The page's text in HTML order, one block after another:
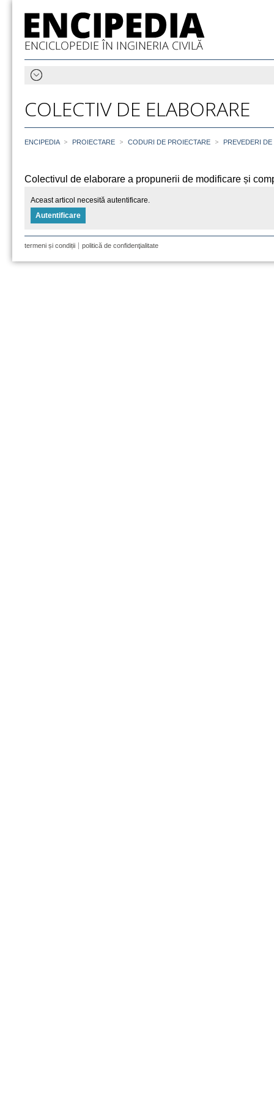
COLECTIV DE ELABORARE
ENCIPEDIA > PROIECTARE > CODURI DE PROIECTARE > PREVEDERI
Colectivul de elaborare a propunerii de modificare și
Aceast articol necesită autentificare.
Autentificare
termeni și condiții politică de confidenţialitate